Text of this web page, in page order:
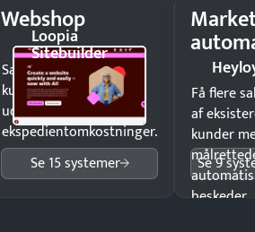
Webshop
Loopia
Sitebuilder
Sælg produkter 24/7 til
kunder i hele landet
uden
ekspedientomkostninger.
Se 15 systemer
Få flere
af
kunder
beskeder.
Se 9